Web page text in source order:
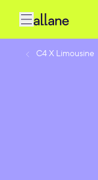
C4 X Limousine